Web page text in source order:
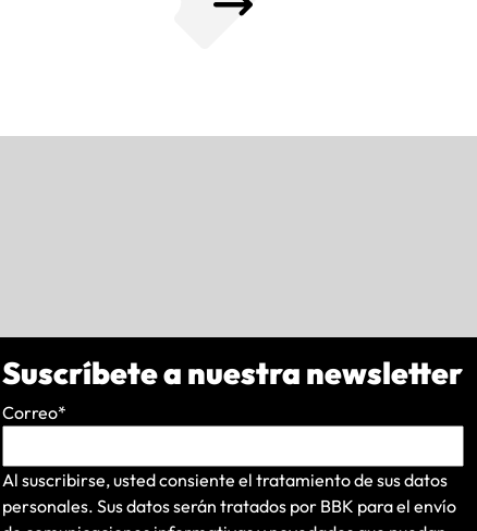
Suscríbete a nuestra newsletter
Correo*
Al suscribirse, usted consiente el tratamiento de sus datos
personales. Sus datos serán tratados por BBK para el envío